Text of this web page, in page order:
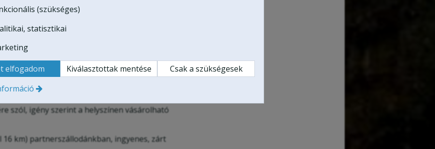
közlekedő vezetők, vagy
érdemes azExtrém G
szerint wellnessel)
terepező részére is tudunk bőven kihívást
vezetés + 8 óra wellness
szól, igény szerint a helyszínen vásárolható
16 km) partnerszállodánkban, ingyenes, zárt
(szükséges)
statisztikai
elfogadom
Kiválasztottak mentése
Csak a szükségesek